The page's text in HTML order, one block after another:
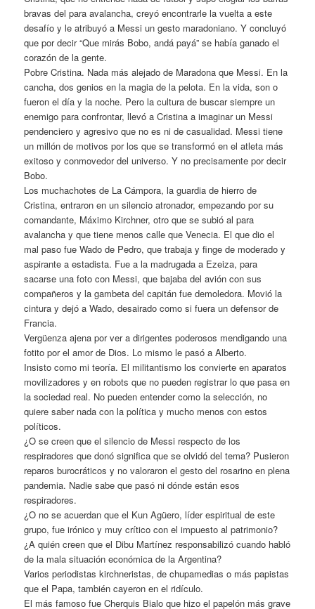
bravas del para avalancha, creyó encontrarle la vuelta a este
desafío y le atribuyó a Messi un gesto maradoniano. Y concluyó
que por decir “Que mirás Bobo, andá payá” se había ganado el
corazón de la gente.
Pobre Cristina. Nada más alejado de Maradona que Messi. En la
cancha, dos genios en la magia de la pelota. En la vida, son o
fueron el día y la noche. Pero la cultura de buscar siempre un
enemigo para confrontar, llevó a Cristina a imaginar un Messi
pendenciero y agresivo que no es ni de casualidad. Messi tiene
un millón de motivos por los que se transformó en el atleta más
exitoso y conmovedor del universo. Y no precisamente por decir
Bobo.
Los muchachotes de La Cámpora, la guardia de hierro de
Cristina, entraron en un silencio atronador, empezando por su
comandante, Máximo Kirchner, otro que se subió al para
avalancha y que tiene menos calle que Venecia. El que dio el
mal paso fue Wado de Pedro, que trabaja y finge de moderado y
aspirante a estadista. Fue a la madrugada a Ezeiza, para
sacarse una foto con Messi, que bajaba del avión con sus
compañeros y la gambeta del capitán fue demoledora. Movió la
cintura y dejó a Wado, desairado como si fuera un defensor de
Francia.
Vergüenza ajena por ver a dirigentes poderosos mendigando una
fotito por el amor de Dios. Lo mismo le pasó a Alberto.
Insisto como mi teoría. El militantismo los convierte en aparatos
movilizadores y en robots que no pueden registrar lo que pasa en
la sociedad real. No pueden entender como la selección, no
quiere saber nada con la política y mucho menos con estos
políticos.
¿O se creen que el silencio de Messi respecto de los
respiradores que donó significa que se olvidó del tema? Pusieron
reparos burocráticos y no valoraron el gesto del rosarino en plena
pandemia. Nadie sabe que pasó ni dónde están esos
respiradores.
¿O no se acuerdan que el Kun Agüero, líder espiritual de este
grupo, fue irónico y muy crítico con el impuesto al patrimonio?
¿A quién creen que el Dibu Martínez responsabilizó cuando habló
de la mala situación económica de la Argentina?
Varios periodistas kirchneristas, de chupamedias o más papistas
que el Papa, también cayeron en el ridículo.
El más famoso fue Cherquis Bialo que hizo el papelón más grave